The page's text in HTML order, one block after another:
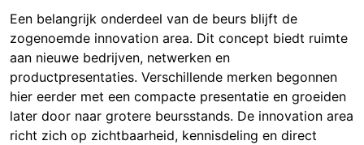
Een belangrijk onderdeel van de beurs blijft de
zogenoemde innovation area. Dit concept biedt ruimte
aan nieuwe bedrijven, netwerken en
productpresentaties. Verschillende merken begonnen
hier eerder met een compacte presentatie en groeiden
later door naar grotere beursstands. De innovation area
richt zich op zichtbaarheid, kennisdeling en direct